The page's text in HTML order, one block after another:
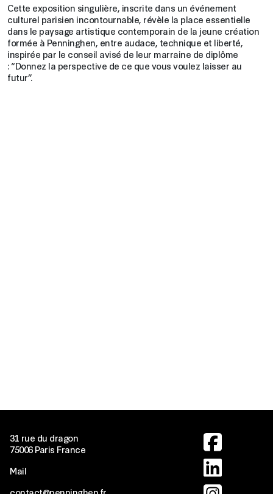
Cette exposition singulière, inscrite dans un événement
culturel parisien incontournable, révèle la place essentielle
dans le paysage artistique contemporain de la jeune création
formée à Penninghen, entre audace, technique et liberté,
inspirée par le conseil avisé de leur marraine de diplôme
: “Donnez la perspective de ce que vous voulez laisser au
futur”.
31 rue du dragon
75006 Paris France
Mail
Image
Image
Image